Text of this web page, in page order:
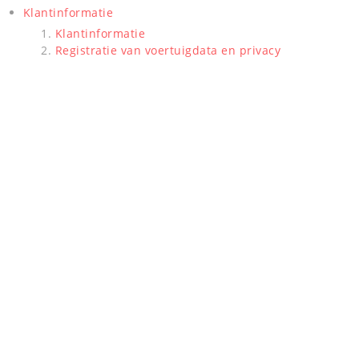
Klantinformatie
Klantinformatie
Registratie van voertuigdata en privacy